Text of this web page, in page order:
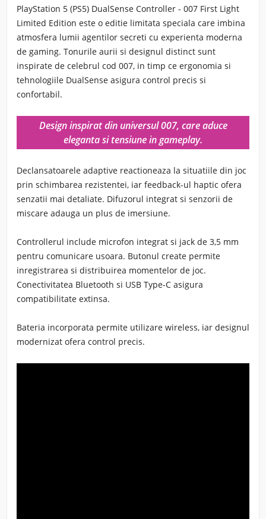
PlayStation 5 (PS5) DualSense Controller - 007 First Light
Limited Edition este o editie limitata speciala care imbina
atmosfera lumii agentilor secreti cu experienta moderna
de gaming. Tonurile aurii si designul distinct sunt
inspirate de celebrul cod 007, in timp ce ergonomia si
tehnologiile DualSense asigura control precis si
confortabil.
Design inspirat din universul 007, care aduce
eleganta si tensiune in gameplay.
Declansatoarele adaptive reactioneaza la situatiile din joc
prin schimbarea rezistentei, iar feedback-ul haptic ofera
senzatii mai detaliate. Difuzorul integrat si senzorii de
miscare adauga un plus de imersiune.
Controllerul include microfon integrat si jack de 3,5 mm
pentru comunicare usoara. Butonul create permite
inregistrarea si distribuirea momentelor de joc.
Conectivitatea Bluetooth si USB Type-C asigura
compatibilitate extinsa.
Bateria incorporata permite utilizare wireless, iar designul
modernizat ofera control precis.